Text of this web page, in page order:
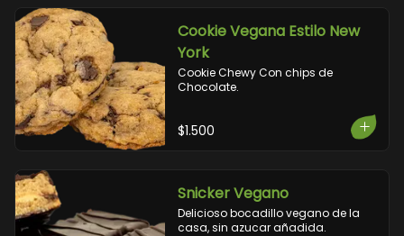
Cookie Vegana Estilo New
York
Cookie Chewy Con chips de
Chocolate.
$1.500
Snicker Vegano
Delicioso bocadillo vegano de la
casa, sin azucar añadida.